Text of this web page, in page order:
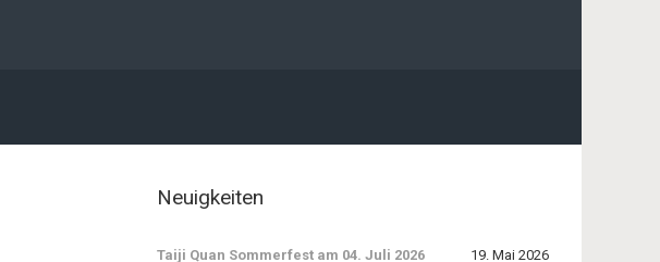
Neuigkeiten
Taiji Quan Sommerfest am 04. Juli 2026 19. Mai 2026